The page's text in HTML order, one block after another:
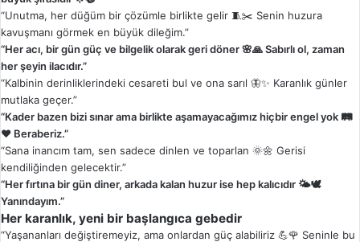
“Unutma, her düğüm bir çözümle birlikte gelir 🧵✂️ Senin huzura
kavuşmanı görmek en büyük dileğim.”
“Her acı, bir gün güç ve bilgelik olarak geri döner 🌸🙏 Sabırlı ol, zaman
her şeyin ilacıdır.”
“Kalbinin derinliklerindeki cesareti bul ve ona sarıl 🦋✨ Karanlık günler
mutlaka geçer.”
“Kader bazen bizi sınar ama birlikte aşamayacağımız hiçbir engel yok 🛤️
❤️ Beraberiz.”
“Sana inancım tam, sen sadece dinlen ve toparlan 🌞🌼 Gerisi
kendiliğinden gelecektir.”
“Her fırtına bir gün diner, arkada kalan huzur ise hep kalıcıdır 🌤️🕊️
Yanındayım.”
Her karanlık, yeni bir başlangıca gebedir
“Yaşananları değiştiremeyiz, ama onlardan güç alabiliriz 💪🌹 Seninle bu